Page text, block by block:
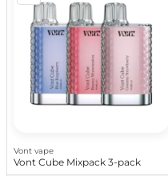
Vont vape
Vont Cube Mixpack 3-pack